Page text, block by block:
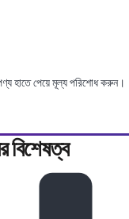
হাতে পেয়ে মূল্য পরিশোধ করুন।
বিশেষত্ব